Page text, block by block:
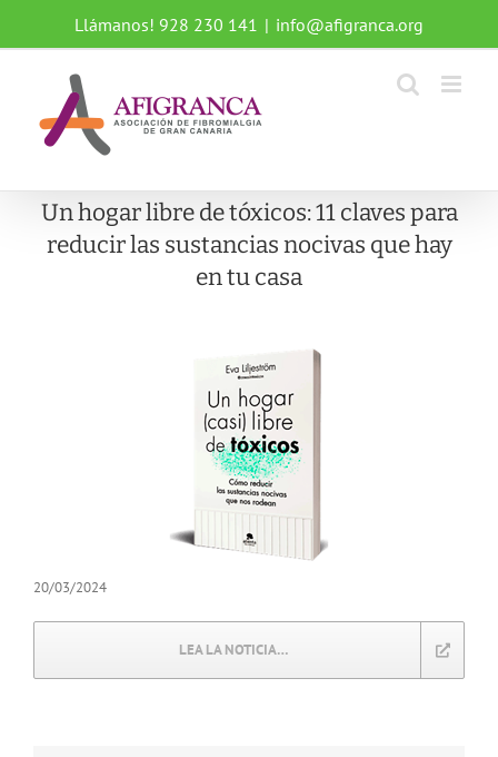
contenido
Llámanos! 928 230 141 | info@afigranca.org
Un hogar libre de tóxicos: 11 claves para
reducir las sustancias nocivas que hay
en tu casa
20/03/2024
LEA LA NOTICIA…